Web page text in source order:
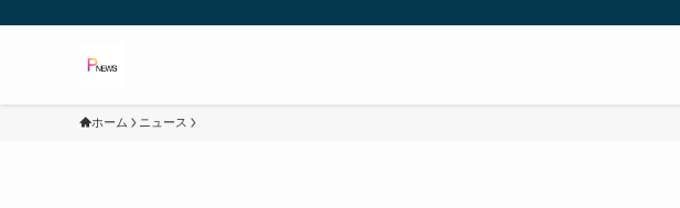
ホーム ニュース